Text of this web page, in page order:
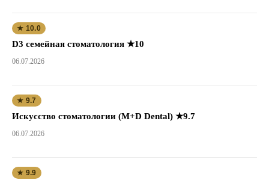
★ 10.0
D3 семейная стоматология ★10
06.07.2026
★ 9.7
Искусство стоматологии (M+D Dental) ★9.7
06.07.2026
★ 9.9